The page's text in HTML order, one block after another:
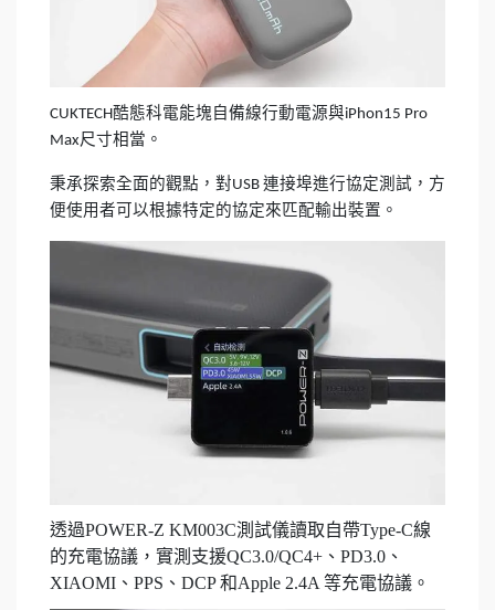
CUKTECH酷態科電能塊自備線行動電源與iPhon15 Pro
Max尺寸相當。
秉承探索全面的觀點，對USB 連接埠進行協定測試，方
便使用者可以根據特定的協定來匹配輸出裝置。
透過POWER-Z KM003C測試儀讀取自帶Type-C線
的充電協議，實測支援QC3.0/QC4+、PD3.0、
XIAOMI、PPS、DCP 和Apple 2.4A 等充電協議。